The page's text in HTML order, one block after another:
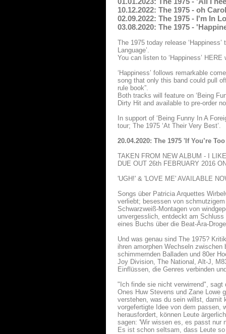
10.12.2022: The 1975 - oh
02.09.2022: The 1975 - I'm In
03.08.2020: The 1975 -
The 1975 today release
Language’.
You can listen to ‘Happiness’
‘Happiness’ follows remarkable
song that only this band could pull
rule book”.
Both tracks will feature on ‘Being
Dirty Hit and available to pre-order
In support of ‘Being Funny In A
tour; The 1975 ‘At Their Very Best’.
20.04.2020: The 1975 'If You’re
TAKEN FROM NEW ALBUM - I
DUE OUT 26th FEBRUARY 2016
'UGH!' & 'LOVE ME' AVAILABLE
Songs über Patricia Arquettes
verliebt; besessen von
Schwarzweiß-Montagen von
unvergesslich, entdeckt am
eines Buchs über die Beat-Ära-
Und was genau sind The 1975?
ihren amorphen Wechseln
schimmernden Balladen und 80er
Joy Division, The National, Alt-J,
Einflüssen, die Genres verbinden
"Ich finde sie nicht verwirrend", sagt
Ones Huw Stevens und Zane Lowe
verstehen, was du sein willst, damit
vorgefertigte Idee von dem passen,
herausfordert, können Leute
sagen: 'Wir wissen es, es passt nur
Es ist schon seltsam, dass Leute